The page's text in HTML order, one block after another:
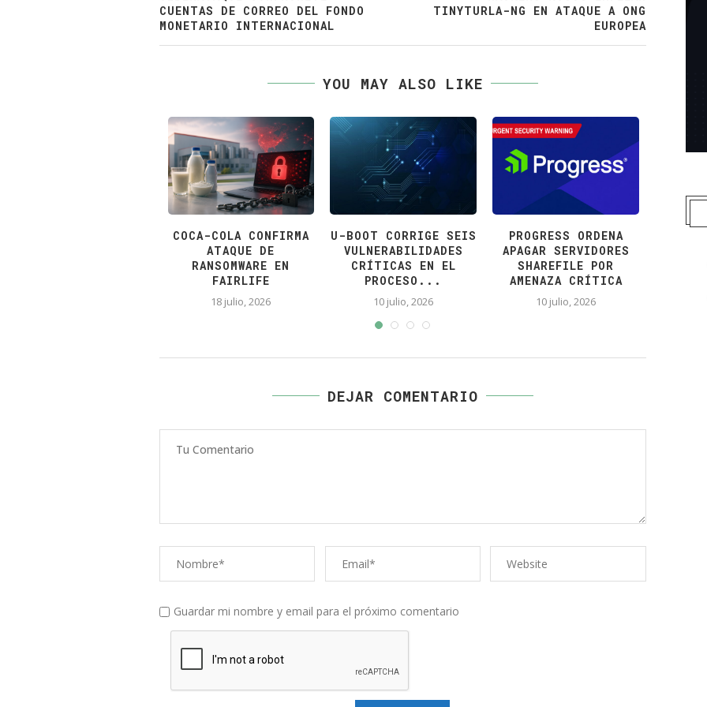
CUENTAS DE CORREO DEL FONDO
MONETARIO INTERNACIONAL
TINYTURLA-NG EN ATAQUE A ONG
EUROPEA
YOU MAY ALSO LIKE
COCA-COLA CONFIRMA
ATAQUE DE
RANSOMWARE EN
FAIRLIFE
18 julio, 2026
U-BOOT CORRIGE SEIS
VULNERABILIDADES
CRÍTICAS EN EL
PROCESO...
10 julio, 2026
PROGRESS ORDENA
APAGAR SERVIDORES
SHAREFILE POR
AMENAZA CRÍTICA
10 julio, 2026
DEJAR COMENTARIO
Guardar mi nombre y email para el próximo comentario